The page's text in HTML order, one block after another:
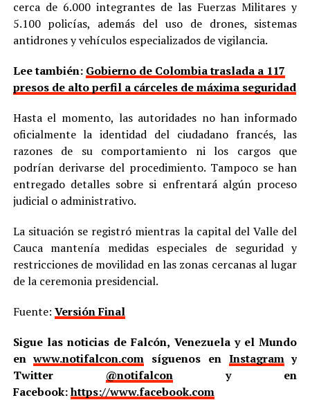
cerca de 6.000 integrantes de las Fuerzas Militares y
5.100 policías, además del uso de drones, sistemas
antidrones y vehículos especializados de vigilancia.
Lee también: Gobierno de Colombia traslada a 117
presos de alto perfil a cárceles de máxima seguridad
Hasta el momento, las autoridades no han informado
oficialmente la identidad del ciudadano francés, las
razones de su comportamiento ni los cargos que
podrían derivarse del procedimiento. Tampoco se han
entregado detalles sobre si enfrentará algún proceso
judicial o administrativo.
La situación se registró mientras la capital del Valle del
Cauca mantenía medidas especiales de seguridad y
restricciones de movilidad en las zonas cercanas al lugar
de la ceremonia presidencial.
Fuente: Versión Final
Sigue las noticias de Falcón, Venezuela y el Mundo
enwww.notifalcon.com síguenos en Instagramy
Twitter @notifalcony en
Facebook:https://www.facebook.com